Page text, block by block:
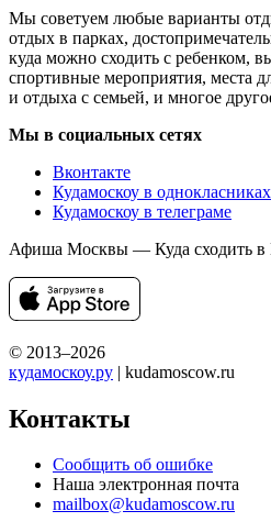
Мы советуем любые варианты
отдых в парках,
куда можно сходить с ребенком,
спортивные мероприятия, места
и отдыха с семьей, и многое
Мы в социальных сетях
Вконтакте
Кудамоскоу в однокласниках
Кудамоскоу в телеграме
Афиша Москвы — Куда сходить в
© 2013–2026
кудамоскоу.ру | kudamoscow.ru
Контакты
Сообщить об ошибке
Наша электронная почта
mailbox@kudamoscow.ru